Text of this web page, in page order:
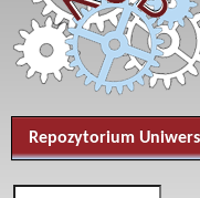
Repozytorium